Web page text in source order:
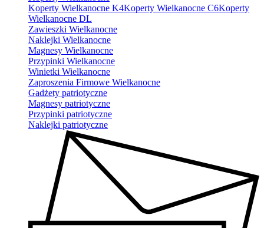
Koperty Wielkanocne K4Koperty Wielkanocne C6Koperty
Wielkanocne DL
Zawieszki Wielkanocne
Naklejki Wielkanocne
Magnesy Wielkanocne
Przypinki Wielkanocne
Winietki Wielkanocne
Zaproszenia Firmowe Wielkanocne
Gadżety patriotyczne
Magnesy patriotyczne
Przypinki patriotyczne
Naklejki patriotyczne